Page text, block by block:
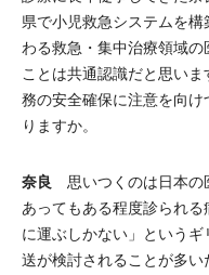
県で小児救急システムを
わる救急・集中治療領域
ことは共通認識だと思い
務の安全確保に注意を向
りますか。
奈良 思いつくのは日本の
あってもある程度診られ
に運ぶしかない」という
送が検討されることが多